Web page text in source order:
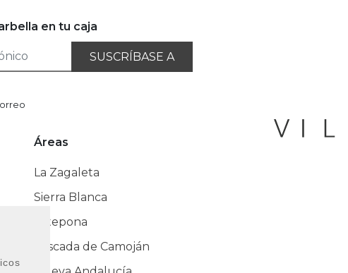
en tu caja
SUSCRÍBASE A
Áreas
La Zagaleta
Sierra Blanca
Estepona
Cascada de Camoján